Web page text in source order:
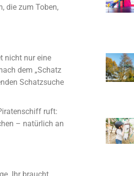
die zum Toben,
nicht nur eine
dem „Schatz
Schatzsuche
ruft:
– natürlich an